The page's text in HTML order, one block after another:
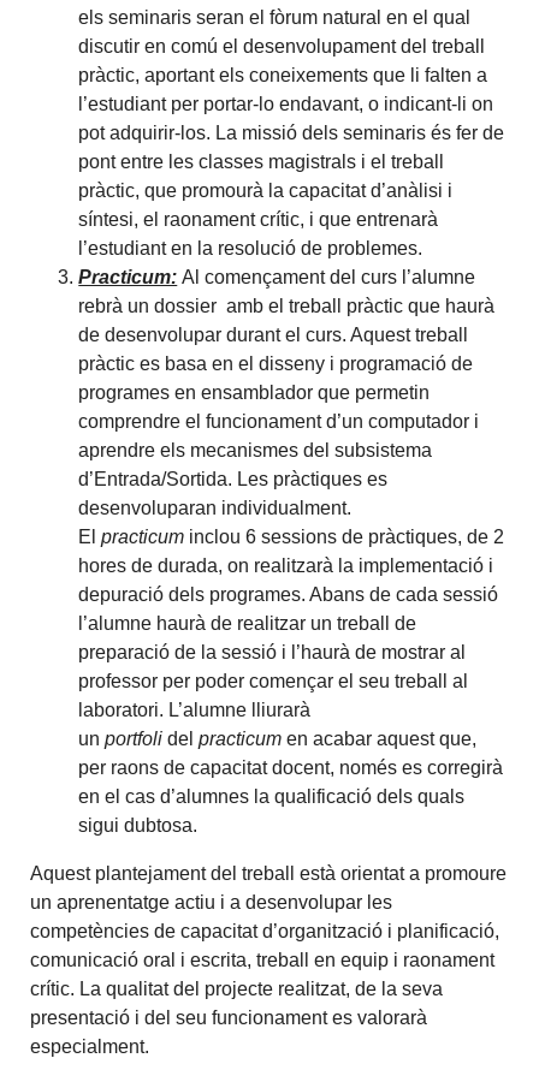
els seminaris seran el fòrum natural en el qual
discutir en comú el desenvolupament del treball
pràctic, aportant els coneixements que li falten a
l’estudiant per portar-lo endavant, o indicant-li on
pot adquirir-los. La missió dels seminaris és fer de
pont entre les classes magistrals i el treball
pràctic, que promourà la capacitat d’anàlisi i
síntesi, el raonament crític, i que entrenarà
l’estudiant en la resolució de problemes.
Practicum: Al començament del curs l’alumne
rebrà un dossier amb el treball pràctic que haurà
de desenvolupar durant el curs. Aquest treball
pràctic es basa en el disseny i programació de
programes en ensamblador que permetin
comprendre el funcionament d’un computador i
aprendre els mecanismes del subsistema
d’Entrada/Sortida. Les pràctiques es
desenvoluparan individualment.
Elpracticum inclou 6 sessions de pràctiques, de 2
hores de durada, on realitzarà la implementació i
depuració dels programes. Abans de cada sessió
l’alumne haurà de realitzar un treball de
preparació de la sessió i l’haurà de mostrar al
professor per poder començar el seu treball al
laboratori. L’alumne lliurarà
unportfoli delpracticum en acabar aquest que,
per raons de capacitat docent, només es corregirà
en el cas d’alumnes la qualificació dels quals
sigui dubtosa.
Aquest plantejament del treball està orientat a promoure
un aprenentatge actiu i a desenvolupar les
competències de capacitat d’organització i planificació,
comunicació oral i escrita, treball en equip i raonament
crític. La qualitat del projecte realitzat, de la seva
presentació i del seu funcionament es valorarà
especialment.